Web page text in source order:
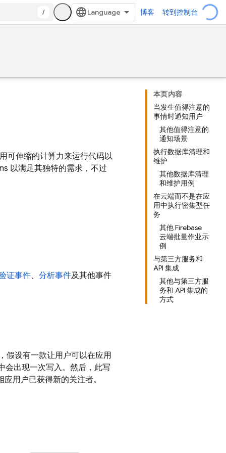
/ 博客 转到控制台
本页内容
当发生值得注意的
事情时通知用户
其他值得注意的
通知场景
执行数据库清理和
维护
其他数据库清理
和维护用例
在云端而不是在应
用中执行密集型任
务
其他 Firebase
云端批量作业示
例
与第三方服务和
API 集成
其他与第三方服
务和 API 集成的
方式
可伸缩的计算力来运行代码以
以满足其独特的需求，不过
证事件、 分析事件及其他事件
假设有一款让用户可以在应用
会出现一次写入。然后，此写
用户已获得新的关注者。